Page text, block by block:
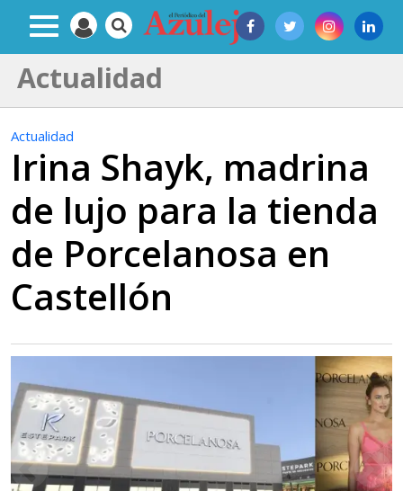
Actualidad
Actualidad
Irina Shayk, madrina
de lujo para la tienda
de Porcelanosa en
Castellón